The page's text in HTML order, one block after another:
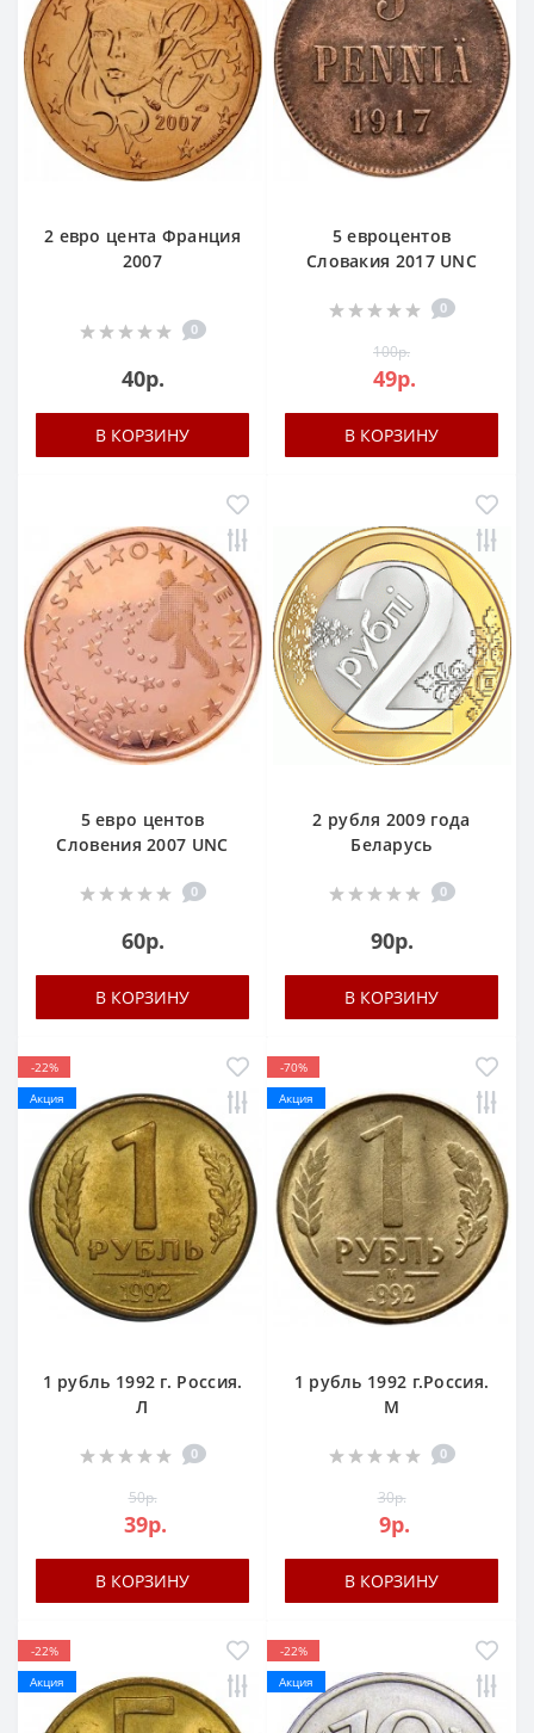
2 евро цента Франция
2007
0
40р.
В КОРЗИНУ
5 евроцентов
Словакия 2017 UNC
0
100р.
49р.
В КОРЗИНУ
5 евро центов
Словения 2007 UNC
0
60р.
В КОРЗИНУ
2 рубля 2009 года
Беларусь
0
90р.
В КОРЗИНУ
-22%
Акция
1 рубль 1992 г. Россия.
Л
0
50р.
39р.
В КОРЗИНУ
-70%
Акция
1 рубль 1992 г.Россия.
М
0
30р.
9р.
В КОРЗИНУ
-22%
Акция
-22%
Акция